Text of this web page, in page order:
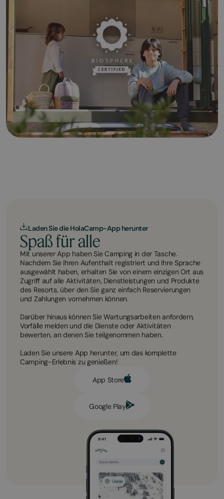
Laden Sie die HolaCamp-App herunter
Spaß für alle
Mit unserer App haben Sie Camping in der Tasche.
Nachdem Sie Ihren Aufenthalt registriert und Ihre Sprache
ausgewählt haben, erhalten Sie von einem einzigen Ort aus
Zugriff auf alle Aktivitäten, Dienstleistungen und Produkte
des Resorts, über den Sie ganz einfach Reservierungen
und Zahlungen vornehmen können.
Darüber hinaus können Sie Wartungsarbeiten anfordern,
Vorfälle melden und die Dienste oder Aktivitäten
bewerten, an denen Sie teilgenommen haben.
Laden Sie unsere App herunter, um das komplette
Camping-Erlebnis zu genießen!
App Store
Google Play